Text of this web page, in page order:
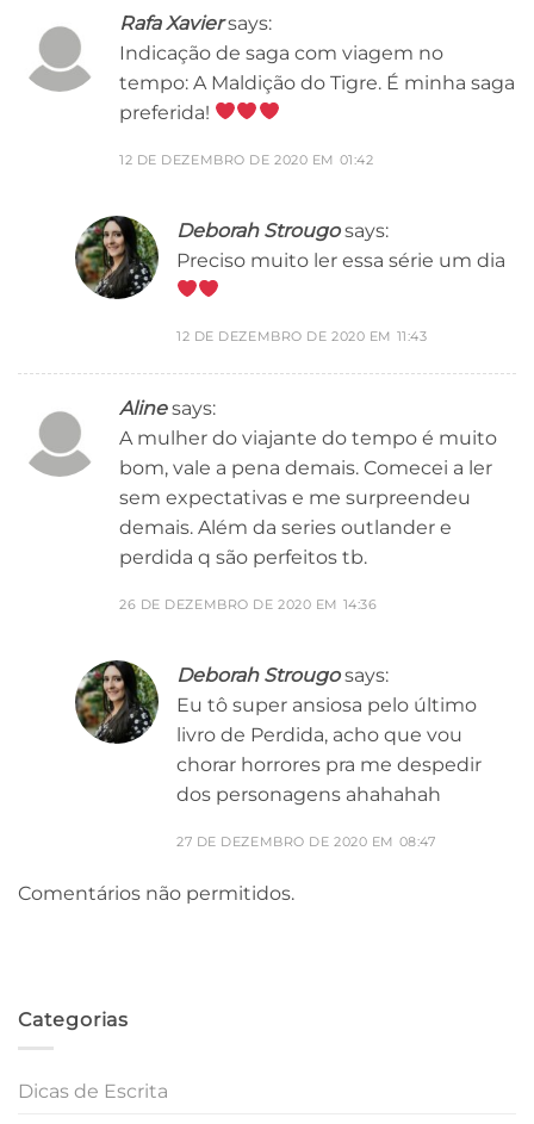
Rafa Xavier says:
Indicação de saga com viagem no
tempo: A Maldição do Tigre. É minha saga
preferida!
12 DE DEZEMBRO DE 2020 EM 01:42
Deborah Strougo says:
Preciso muito ler essa série um dia
12 DE DEZEMBRO DE 2020 EM 11:43
Aline says:
A mulher do viajante do tempo é muito
bom, vale a pena demais. Comecei a ler
sem expectativas e me surpreendeu
demais. Além da series outlander e
perdida q são perfeitos tb.
26 DE DEZEMBRO DE 2020 EM 14:36
Deborah Strougo says:
Eu tô super ansiosa pelo último
livro de Perdida, acho que vou
chorar horrores pra me despedir
dos personagens ahahahah
27 DE DEZEMBRO DE 2020 EM 08:47
Comentários não permitidos.
Categorias
Dicas de Escrita